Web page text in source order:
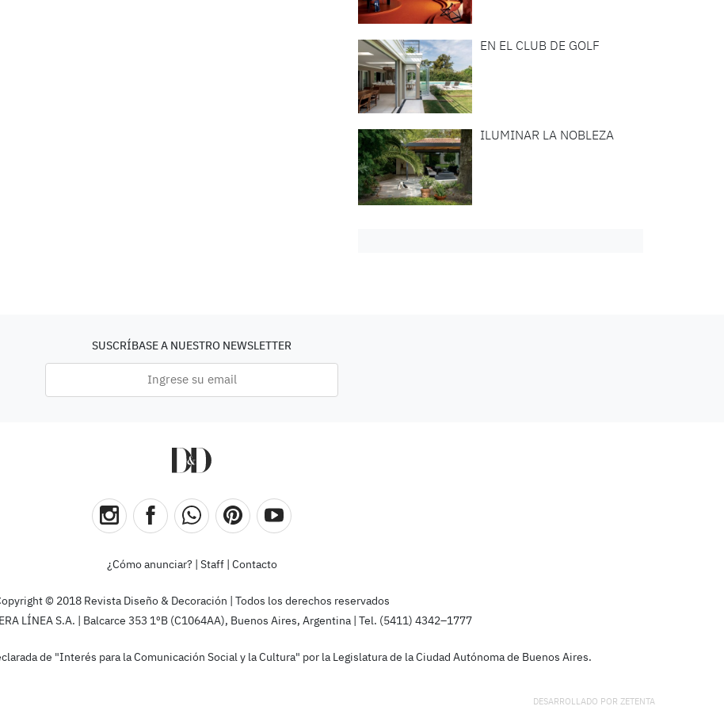
EN EL CLUB DE GOLF
ILUMINAR LA NOBLEZA
SUSCRÍBASE A NUESTRO NEWSLETTER
¿Cómo anunciar? Staff| Contacto
© 2018 Revista Diseño & Decoración | Todos los derechos reservados
LÍNEA S.A. | Balcarce 353 1ºB (C1064AA), Buenos Aires, Argentina | Tel. (5411) 4342–1777
de "Interés para la Comunicación Social y la Cultura" por la Legislatura de la Ciudad Autónoma de Buenos Aires.
DESARROLLADO POR ZETENTA